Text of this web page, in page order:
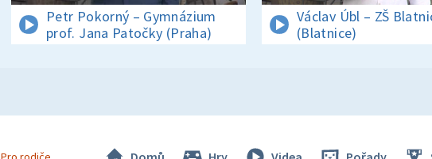
Petr Pokorný – Gymnázium
prof. Jana Patočky (Praha)
Václav Úbl – ZŠ
(Blatnice)